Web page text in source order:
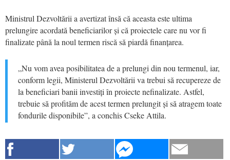
Ministrul Dezvoltării a avertizat însă că aceasta este ultima
prelungire acordată beneficiarilor și că proiectele care nu vor fi
finalizate până la noul termen riscă să piardă finanțarea.
„Nu vom avea posibilitatea de a prelungi din nou termenul, iar,
conform legii, Ministerul Dezvoltării va trebui să recupereze de
la beneficiari banii investiți în proiecte nefinalizate. Astfel,
trebuie să profităm de acest termen prelungit și să atragem toate
fondurile disponibile”, a conchis Cseke Attila.